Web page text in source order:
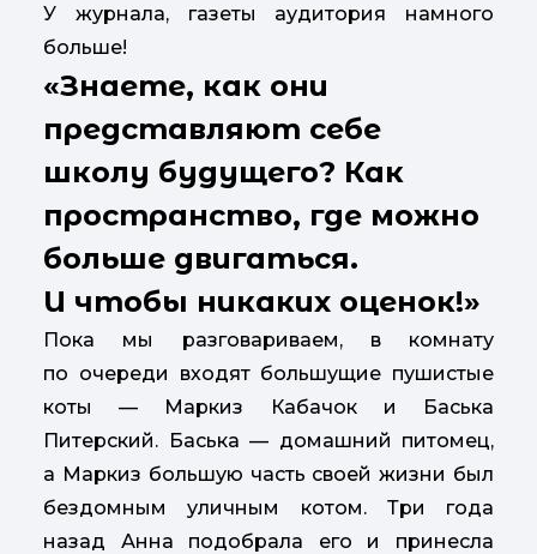
У журнала, газеты аудитория намного
больше!
«Знаете, как они
представляют себе
школу будущего? Как
пространство, где можно
больше двигаться.
И чтобы никаких оценок!»
Пока мы разговариваем, в комнату
по очереди входят большущие пушистые
коты — Маркиз Кабачок и Баська
Питерский. Баська — домашний питомец,
а Маркиз большую часть своей жизни был
бездомным уличным котом. Три года
назад Анна подобрала его и принесла